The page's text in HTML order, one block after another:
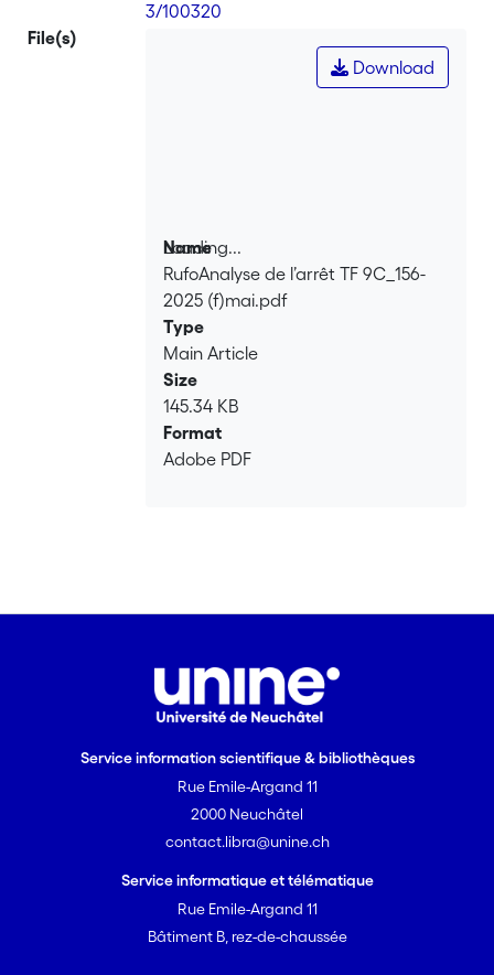
3/100320
File(s)
Loading...
Loading...
Download
Name
RufoAnalyse de l’arrêt TF 9C_156-
2025 (f)mai.pdf
Type
Main Article
Size
145.34 KB
Format
Adobe PDF
Service information scientifique & bibliothèques
Rue Emile-Argand 11
2000 Neuchâtel
contact.libra@unine.ch
Service informatique et télématique
Rue Emile-Argand 11
Bâtiment B, rez-de-chaussée